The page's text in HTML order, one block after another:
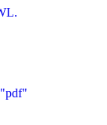
"pdf"